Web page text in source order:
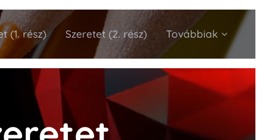
(1. rész) Szeretet (2. rész) Továbbiak